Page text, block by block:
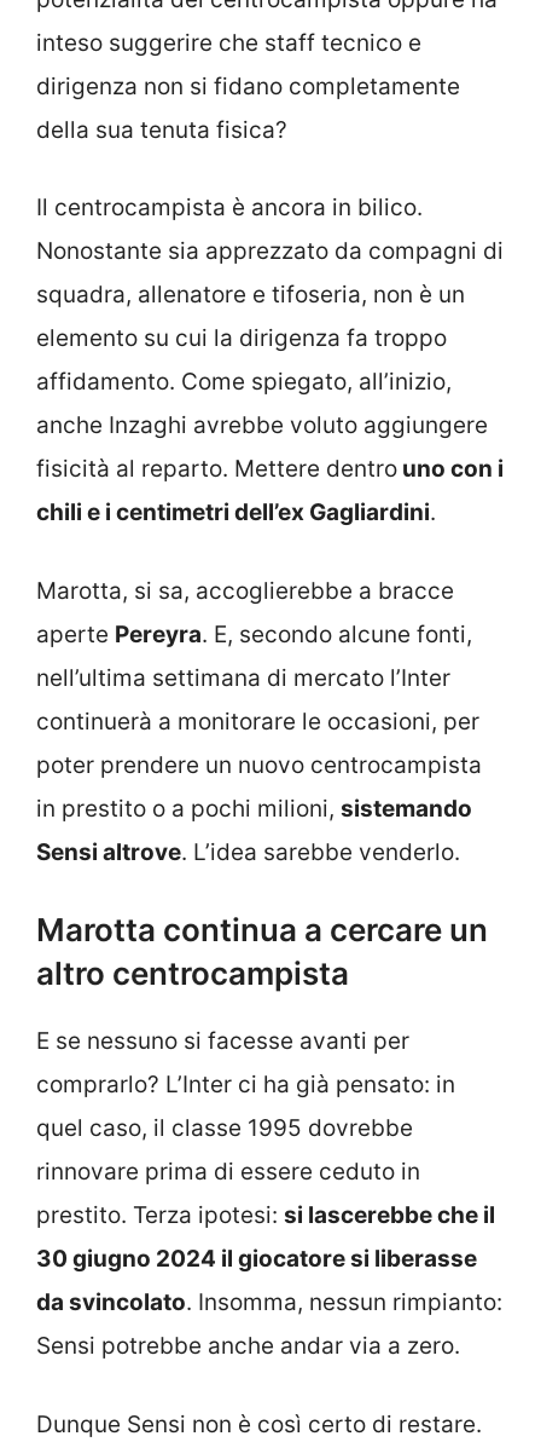
inteso suggerire che staff tecnico e
dirigenza non si fidano completamente
della sua tenuta fisica?
Il centrocampista è ancora in bilico.
Nonostante sia apprezzato da compagni di
squadra, allenatore e tifoseria, non è un
elemento su cui la dirigenza fa troppo
affidamento. Come spiegato, all’inizio,
anche Inzaghi avrebbe voluto aggiungere
fisicità al reparto. Mettere dentro uno con i
chili e i centimetri dell’ex Gagliardini.
Marotta, si sa, accoglierebbe a bracce
aperte Pereyra. E, secondo alcune fonti,
nell’ultima settimana di mercato l’Inter
continuerà a monitorare le occasioni, per
poter prendere un nuovo centrocampista
in prestito o a pochi milioni, sistemando
Sensi altrove. L’idea sarebbe venderlo.
Marotta continua a cercare un
altro centrocampista
E se nessuno si facesse avanti per
comprarlo? L’Inter ci ha già pensato: in
quel caso, il classe 1995 dovrebbe
rinnovare prima di essere ceduto in
prestito. Terza ipotesi: si lascerebbe che il
30 giugno 2024 il giocatore si liberasse
da svincolato. Insomma, nessun rimpianto:
Sensi potrebbe anche andar via a zero.
Dunque Sensi non è così certo di restare.